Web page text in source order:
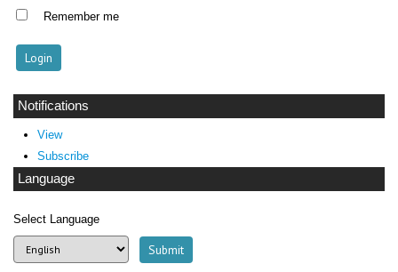
Remember me
Notifications
View
Subscribe
Language
Select Language